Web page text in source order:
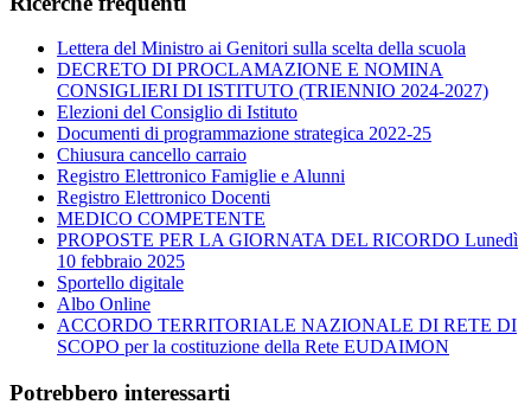
Lettera del Ministro ai Genitori sulla scelta della scuola
DECRETO DI PROCLAMAZIONE E NOMINA
CONSIGLIERI DI ISTITUTO (TRIENNIO 2024-2027)
Elezioni del Consiglio di Istituto
Documenti di programmazione strategica 2022-25
Chiusura cancello carraio
Registro Elettronico Famiglie e Alunni
Registro Elettronico Docenti
MEDICO COMPETENTE
PROPOSTE PER LA GIORNATA DEL RICORDO Lunedì
10 febbraio 2025
Sportello digitale
Albo Online
ACCORDO TERRITORIALE NAZIONALE DI RETE DI
SCOPO per la costituzione della Rete EUDAIMON
Potrebbero interessarti